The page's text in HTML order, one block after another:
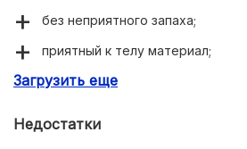
без неприятного запаха;
приятный к телу материал;
удобная ручка для переноски.
Загрузить еще
Недостатки